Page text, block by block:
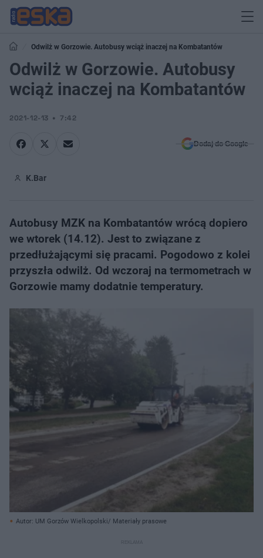
Odwilż w Gorzowie. Autobusy wciąż inaczej na Kombatantów
Odwilż w Gorzowie. Autobusy
wciąż inaczej na Kombatantów
2021-12-13 7:42
Dodaj do Google
K.Bar
Autobusy MZK na Kombatantów wrócą dopiero
we wtorek (14.12). Jest to związane z
przedłużającymi się pracami. Pogodowo z kolei
przyszła odwilż. Od wczoraj na termometrach w
Gorzowie mamy dodatnie temperatury.
Autor: UM Gorzów Wielkopolski/ Materiały prasowe